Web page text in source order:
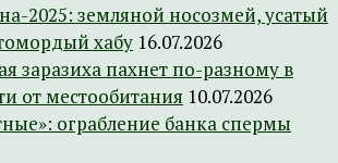
2025: земляной носозмей, усатый
хабу 16.07.2026
заразиха пахнет по-разному в
от местообитания 10.07.2026
ограбление банка спермы